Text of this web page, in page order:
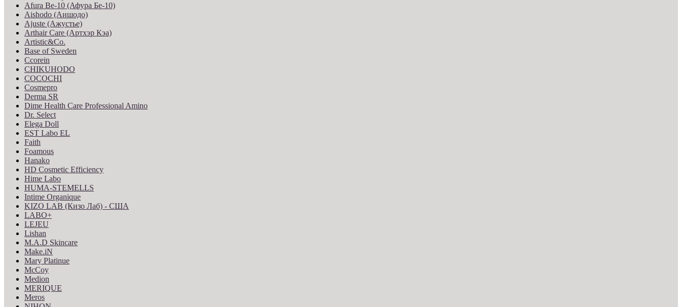
Afura Be-10 (Афура Бе-10)
Aishodo (Аишодо)
Ajuste (Ажустье)
Arthair Care (Артхэр Кэа)
Artistic&Co.
Base of Sweden
Ccorein
CHIKUHODO
COCOCHI
Cosmepro
Derma SR
Dime Health Care Professional Amino
Dr. Select
Elega Doll
EST Labo EL
Faith
Foamous
Hanako
HD Cosmetic Efficiency
Hime Labo
HUMA-STEMELLS
Intime Organique
KIZO LAB (Кизо Лаб) - США
LABO+
LEJEU
Lishan
M.A.D Skincare
Make.iN
Mary Platinue
McCoy
Medion
MERIQUE
Meros